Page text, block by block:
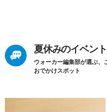
夏休みのイベン
ウォーカー編集部が選ぶ、
おでかけスポット